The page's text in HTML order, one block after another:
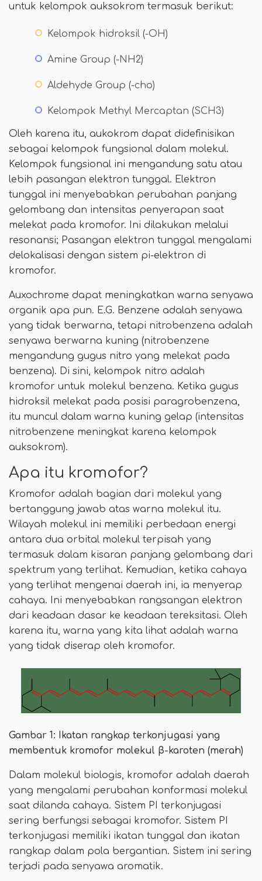
untuk kelompok auksokrom termasuk berikut:
Kelompok hidroksil (-OH)
Amine Group (-NH2)
Aldehyde Group (-cho)
Kelompok Methyl Mercaptan (SCH3)
Oleh karena itu, aukokrom dapat didefinisikan
sebagai kelompok fungsional dalam molekul.
Kelompok fungsional ini mengandung satu atau
lebih pasangan elektron tunggal. Elektron
tunggal ini menyebabkan perubahan panjang
gelombang dan intensitas penyerapan saat
melekat pada kromofor. Ini dilakukan melalui
resonansi; Pasangan elektron tunggal mengalami
delokalisasi dengan sistem pi-elektron di
kromofor.
Auxochrome dapat meningkatkan warna senyawa
organik apa pun. E.G. Benzene adalah senyawa
yang tidak berwarna, tetapi nitrobenzena adalah
senyawa berwarna kuning (nitrobenzene
mengandung gugus nitro yang melekat pada
benzena). Di sini, kelompok nitro adalah
kromofor untuk molekul benzena. Ketika gugus
hidroksil melekat pada posisi paragrobenzena,
itu muncul dalam warna kuning gelap (intensitas
nitrobenzene meningkat karena kelompok
auksokrom).
Apa itu kromofor?
Kromofor adalah bagian dari molekul yang
bertanggung jawab atas warna molekul itu.
Wilayah molekul ini memiliki perbedaan energi
antara dua orbital molekul terpisah yang
termasuk dalam kisaran panjang gelombang dari
spektrum yang terlihat. Kemudian, ketika cahaya
yang terlihat mengenai daerah ini, ia menyerap
cahaya. Ini menyebabkan rangsangan elektron
dari keadaan dasar ke keadaan tereksitasi. Oleh
karena itu, warna yang kita lihat adalah warna
yang tidak diserap oleh kromofor.
Gambar 1: Ikatan rangkap terkonjugasi yang
membentuk kromofor molekul β-karoten (merah)
Dalam molekul biologis, kromofor adalah daerah
yang mengalami perubahan konformasi molekul
saat dilanda cahaya. Sistem PI terkonjugasi
sering berfungsi sebagai kromofor. Sistem PI
terkonjugasi memiliki ikatan tunggal dan ikatan
rangkap dalam pola bergantian. Sistem ini sering
terjadi pada senyawa aromatik.